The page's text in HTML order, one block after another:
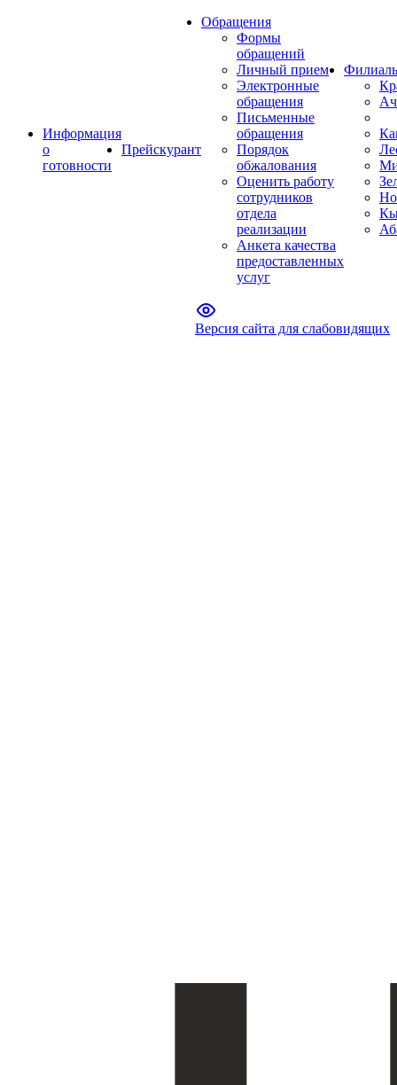
Информация
о
готовности
Прейскурант
Обращения
Формы
обращений
Личный прием
Электронные
обращения
Письменные
обращения
Порядок
обжалования
Оценить работу
сотрудников
отдела
реализации
Анкета качества
предоставленных
услуг
Версия сайта для слабовидящих